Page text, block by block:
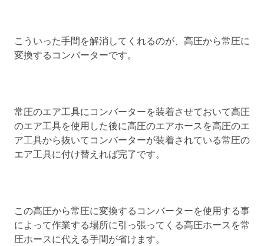
こういった手間を解消してくれるのが、高圧から常圧に
変換するコンバーターです。
常圧のエア工具にコンバーターを装着させておいて高圧
のエア工具を使用した後に高圧のエアホースを高圧のエ
ア工具から抜いてコンバーターが装着されている常圧の
エア工具に付け替えれば完了です。
この高圧から常圧に変換するコンバーターを使用する事
によって作業する場所に引っ張ってくる高圧ホースを常
圧ホースに代える手間が省けます。